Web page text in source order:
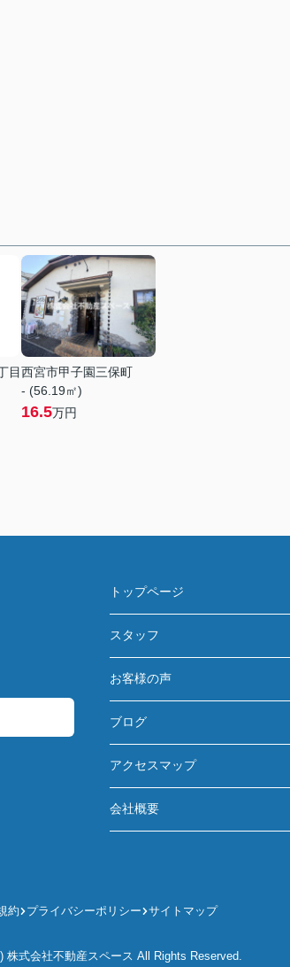
目西宮市甲子園三保町
- (56.19㎡)
16.5万円
トップページ
スタッフ
お客様の声
ブログ
アクセスマップ
会社概要
約 プライバシーポリシー サイトマップ
株式会社不動産スペース All Rights Reserved.